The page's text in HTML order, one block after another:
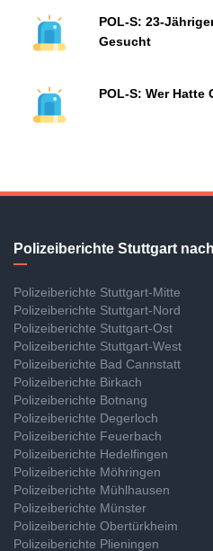
POL-S: 23-
Gesucht
POL-S: Wer
Polizeiberichte Stuttgart
Polizeiberichte Stuttgart-Mitte
Polizeiberichte Stuttgart-Nord
Polizeiberichte Stuttgart-Ost
Polizeiberichte Stuttgart-West
Polizeiberichte Bad Cannstatt
Polizeiberichte Birkach
Polizeiberichte Botnang
Polizeiberichte Degerloch
Polizeiberichte Feuerbach
Polizeiberichte Hedelfingen
Polizeiberichte Möhringen
Polizeiberichte Mühlhausen
Polizeiberichte Münster
Polizeiberichte Obertürkheim
Polizeiberichte Plieningen